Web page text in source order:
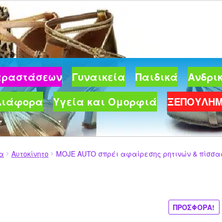
Γυναικεία Παιδικά
Υγεία και Ομορφιά
Αυτοκίνητο MOJE AUTO σπρέι αφαίρεσης ρητινών &
ΠΡΟΣΦΟΡΆ!